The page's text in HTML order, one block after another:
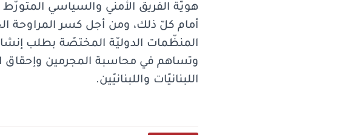
هويّة الفريق الأمني والسياسي
أمام كلّ ذلك، ومن أجل كسر المراوحة
المنظّمات الدوليّة المختصّة بطلب
وتساهم في محاسبة المجرمين وإحقاق
اللبنانيّات واللبنانيّين.